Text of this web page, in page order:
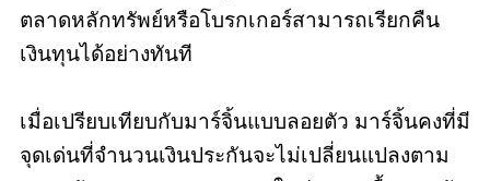
ตลาดหลักทรัพย์หรือโบรกเกอร์สามารถเรียกคืน
เงินทุนได้อย่างทันที
เมื่อเปรียบเทียบกับมาร์จิ้นแบบลอยตัว มาร์จิ้นคงที่มี
จุดเด่นที่จำนวนเงินประกันจะไม่เปลี่ยนแปลงตาม